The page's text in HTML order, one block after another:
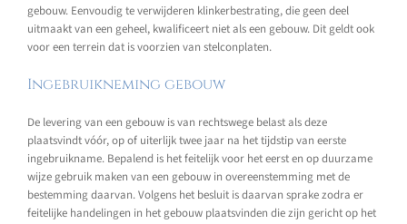
gebouw. Eenvoudig te verwijderen klinkerbestrating, die geen deel
uitmaakt van een geheel, kwalificeert niet als een gebouw. Dit geldt ook
voor een terrein dat is voorzien van stelconplaten.
Ingebruikneming gebouw
De levering van een gebouw is van rechtswege belast als deze
plaatsvindt vóór, op of uiterlijk twee jaar na het tijdstip van eerste
ingebruikname. Bepalend is het feitelijk voor het eerst en op duurzame
wijze gebruik maken van een gebouw in overeenstemming met de
bestemming daarvan. Volgens het besluit is daarvan sprake zodra er
feitelijke handelingen in het gebouw plaatsvinden die zijn gericht op het